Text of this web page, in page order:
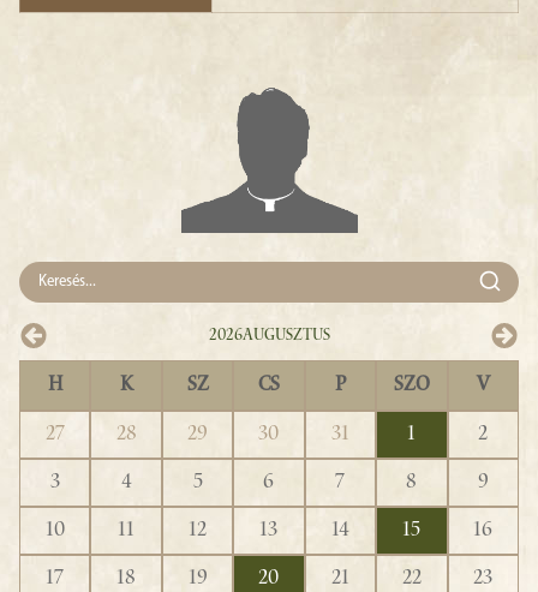
2026Augusztus
H K SZ CS P SZO V
27 28 29 30 31 1
2
3
4 5 6 7 8
9
10
11 12 13 14 15
16
17
18 19 20 21 22
23